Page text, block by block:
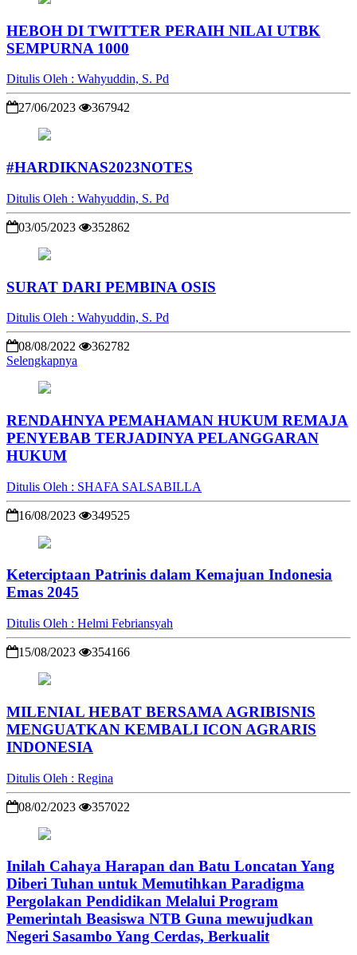
HEBOH DI TWITTER PERAIH NILAI UTBK
SEMPURNA 1000
Ditulis Oleh : Wahyuddin, S. Pd
27/06/2023 367942
#HARDIKNAS2023NOTES
Ditulis Oleh : Wahyuddin, S. Pd
03/05/2023 352862
SURAT DARI PEMBINA OSIS
Ditulis Oleh : Wahyuddin, S. Pd
08/08/2022
362782
Selengkapnya
RENDAHNYA PEMAHAMAN HUKUM REMAJA
PENYEBAB TERJADINYA PELANGGARAN
HUKUM
Ditulis Oleh : SHAFA SALSABILLA
16/08/2023 349525
Keterciptaan Patrinis dalam Kemajuan Indonesia
Emas 2045
Ditulis Oleh : Helmi Febriansyah
15/08/2023 354166
MILENIAL HEBAT BERSAMA AGRIBISNIS
MENGUATKAN KEMBALI ICON AGRARIS
INDONESIA
Ditulis Oleh : Regina
08/02/2023 357022
Inilah Cahaya Harapan dan Batu Loncatan Yang
Diberi Tuhan untuk Memutihkan Paradigma
Pergolakan Pendidikan Melalui Program
Pemerintah Beasiswa NTB Guna mewujudkan
Negeri Sasambo Yang Cerdas, Berkualit